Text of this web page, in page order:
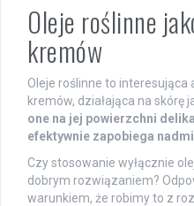
Oleje roślinne
kremów
Oleje roślinne to
kremów, działająca na skórę
one na jej powierzchni
efektywnie zapobiega
Czy stosowanie wyłącznie
dobrym rozwiązaniem?
warunkiem, że robimy to z